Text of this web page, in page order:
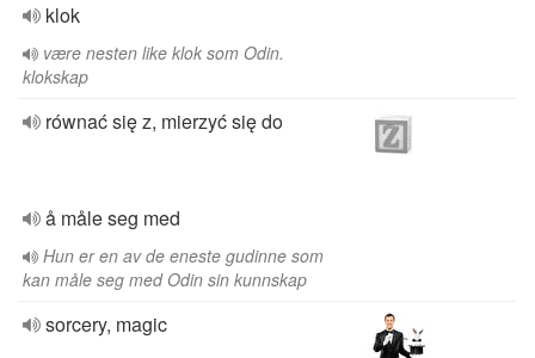
klok
være nesten like klok som Odin.
klokskap
równać się z, mierzyć się do
å måle seg med
Hun er en av de eneste gudinne som
kan måle seg med Odin sin kunnskap
sorcery, magic